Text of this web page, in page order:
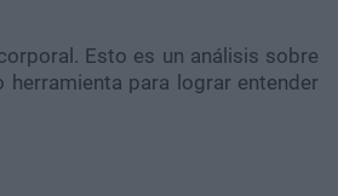
Esto es un análisis sobre
para lograr entender